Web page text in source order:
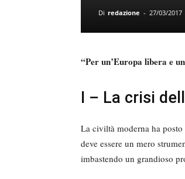
Di redazione - 27/03/2017
“Per un’Europa libera e
I – La crisi
La civiltà moderna ha
deve essere un mero
imbastendo un grandioso